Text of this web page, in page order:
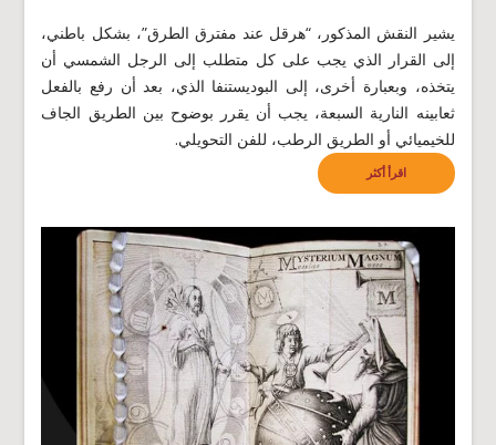
يشير النقش المذكور، “هرقل عند مفترق الطرق”، بشكل باطني،
إلى القرار الذي يجب على كل متطلب إلى الرجل الشمسي أن
يتخذه، وبعبارة أخرى، إلى البوديستنفا الذي، بعد أن رفع بالفعل
ثعابينه النارية السبعة، يجب أن يقرر بوضوح بين الطريق الجاف
للخيميائي أو الطريق الرطب، للفن التحويلي.
اقرأ أكثر